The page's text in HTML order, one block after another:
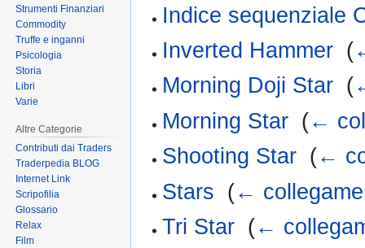
Indice sequenziale
Inverted Hammer (
Morning Doji Star (
Morning Star (←
Shooting Star (←
Stars (←
Tri Star (←
Strumenti Finanziari
Commodity
Truffe e inganni
Psicologia
Storia
Libri
Varie
Altre Categorie
Contributi dai Traders
Traderpedia BLOG
Internet Link
Scripofilia
Glossario
Relax
Film